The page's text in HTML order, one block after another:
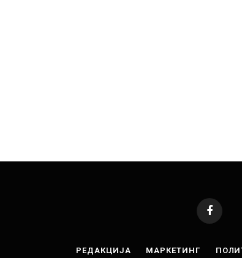
Facebook
РЕДАКЦИЈА МАРКЕТИНГ